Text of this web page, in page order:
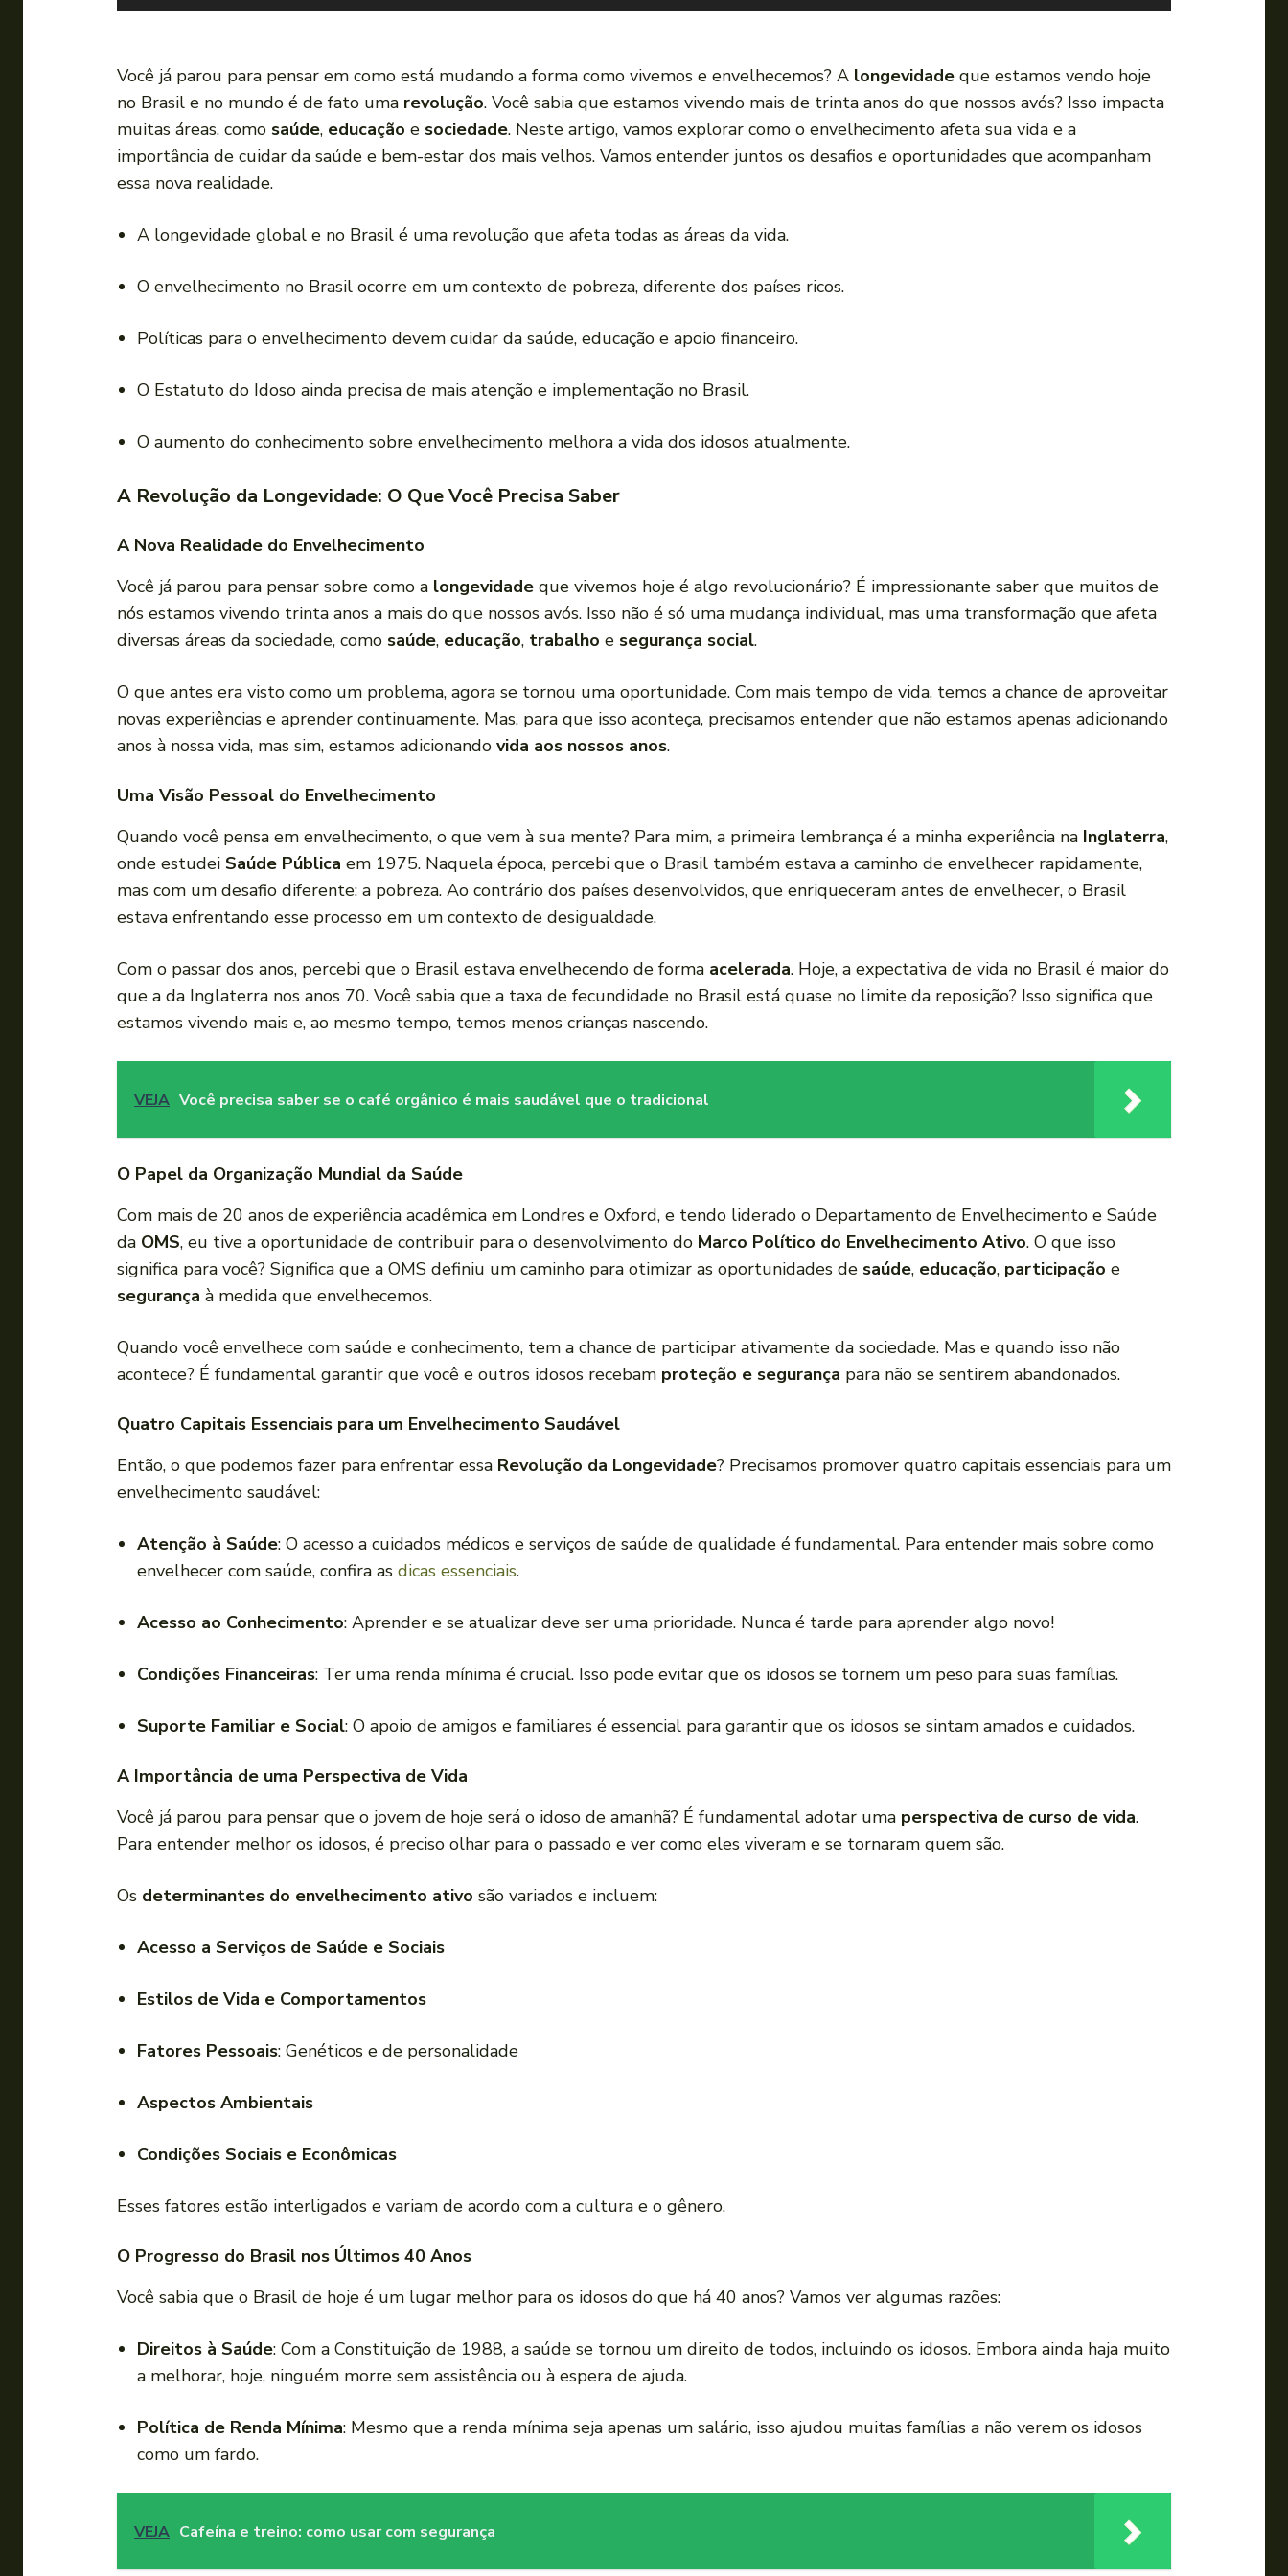
o
a
r
á
d
o
s
r
x
a
a
u
n
t
r
d
i
n
u
o
v
u
Você já parou para pensar em como está mudando a forma como vivemos e envelhecemos? A longevidade que estamos vendo hoje
no Brasil e no mundo é de fato uma revolução. Você sabia que estamos vivendo mais de trinta anos do que nossos avós? Isso impacta
muitas áreas, como saúde, educação e sociedade. Neste artigo, vamos explorar como o envelhecimento afeta sua vida e a
importância de cuidar da saúde e bem-estar dos mais velhos. Vamos entender juntos os desafios e oportunidades que acompanham
essa nova realidade.
A longevidade global e no Brasil é uma revolução que afeta todas as áreas da vida.
O envelhecimento no Brasil ocorre em um contexto de pobreza, diferente dos países ricos.
Políticas para o envelhecimento devem cuidar da saúde, educação e apoio financeiro.
O Estatuto do Idoso ainda precisa de mais atenção e implementação no Brasil.
O aumento do conhecimento sobre envelhecimento melhora a vida dos idosos atualmente.
A Revolução da Longevidade: O Que Você Precisa Saber
A Nova Realidade do Envelhecimento
Você já parou para pensar sobre como a longevidade que vivemos hoje é algo revolucionário? É impressionante saber que muitos de
nós estamos vivendo trinta anos a mais do que nossos avós. Isso não é só uma mudança individual, mas uma transformação que afeta
diversas áreas da sociedade, como saúde, educação, trabalho e segurança social.
O que antes era visto como um problema, agora se tornou uma oportunidade. Com mais tempo de vida, temos a chance de aproveitar
novas experiências e aprender continuamente. Mas, para que isso aconteça, precisamos entender que não estamos apenas adicionando
anos à nossa vida, mas sim, estamos adicionando vida aos nossos anos.
Uma Visão Pessoal do Envelhecimento
Quando você pensa em envelhecimento, o que vem à sua mente? Para mim, a primeira lembrança é a minha experiência na Inglaterra,
onde estudei Saúde Pública em 1975. Naquela época, percebi que o Brasil também estava a caminho de envelhecer rapidamente,
mas com um desafio diferente: a pobreza. Ao contrário dos países desenvolvidos, que enriqueceram antes de envelhecer, o Brasil
estava enfrentando esse processo em um contexto de desigualdade.
Com o passar dos anos, percebi que o Brasil estava envelhecendo de forma acelerada. Hoje, a expectativa de vida no Brasil é maior do
que a da Inglaterra nos anos 70. Você sabia que a taxa de fecundidade no Brasil está quase no limite da reposição? Isso significa que
estamos vivendo mais e, ao mesmo tempo, temos menos crianças nascendo.
VEJA Você precisa saber se o café orgânico é mais saudável que o tradicional
O Papel da Organização Mundial da Saúde
Com mais de 20 anos de experiência acadêmica em Londres e Oxford, e tendo liderado o Departamento de Envelhecimento e Saúde
da OMS, eu tive a oportunidade de contribuir para o desenvolvimento do Marco Político do Envelhecimento Ativo. O que isso
significa para você? Significa que a OMS definiu um caminho para otimizar as oportunidades de saúde, educação, participação e
segurança à medida que envelhecemos.
Quando você envelhece com saúde e conhecimento, tem a chance de participar ativamente da sociedade. Mas e quando isso não
acontece? É fundamental garantir que você e outros idosos recebam proteção e segurança para não se sentirem abandonados.
Quatro Capitais Essenciais para um Envelhecimento Saudável
Então, o que podemos fazer para enfrentar essa Revolução da Longevidade? Precisamos promover quatro capitais essenciais para um
envelhecimento saudável:
Atenção à Saúde: O acesso a cuidados médicos e serviços de saúde de qualidade é fundamental. Para entender mais sobre como
envelhecer com saúde, confira as dicas essenciais.
Acesso ao Conhecimento: Aprender e se atualizar deve ser uma prioridade. Nunca é tarde para aprender algo novo!
Condições Financeiras: Ter uma renda mínima é crucial. Isso pode evitar que os idosos se tornem um peso para suas famílias.
Suporte Familiar e Social: O apoio de amigos e familiares é essencial para garantir que os idosos se sintam amados e cuidados.
A Importância de uma Perspectiva de Vida
Você já parou para pensar que o jovem de hoje será o idoso de amanhã? É fundamental adotar uma perspectiva de curso de vida.
Para entender melhor os idosos, é preciso olhar para o passado e ver como eles viveram e se tornaram quem são.
Os determinantes do envelhecimento ativo são variados e incluem:
Acesso a Serviços de Saúde e Sociais
Estilos de Vida e Comportamentos
Fatores Pessoais: Genéticos e de personalidade
Aspectos Ambientais
Condições Sociais e Econômicas
Esses fatores estão interligados e variam de acordo com a cultura e o gênero.
O Progresso do Brasil nos Últimos 40 Anos
Você sabia que o Brasil de hoje é um lugar melhor para os idosos do que há 40 anos? Vamos ver algumas razões:
Direitos à Saúde: Com a Constituição de 1988, a saúde se tornou um direito de todos, incluindo os idosos. Embora ainda haja muito
a melhorar, hoje, ninguém morre sem assistência ou à espera de ajuda.
Política de Renda Mínima: Mesmo que a renda mínima seja apenas um salário, isso ajudou muitas famílias a não verem os idosos
como um fardo.
VEJA Cafeína e treino: como usar com segurança